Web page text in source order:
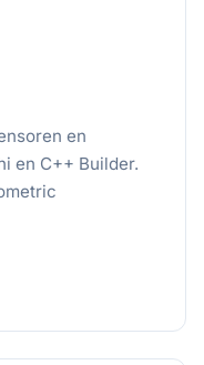
en
en C++ Builder.